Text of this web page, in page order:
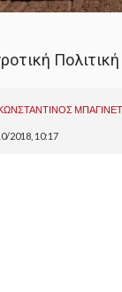
2018, 10:17